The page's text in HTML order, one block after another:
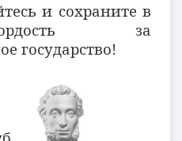
и сохраните в
за
государство!